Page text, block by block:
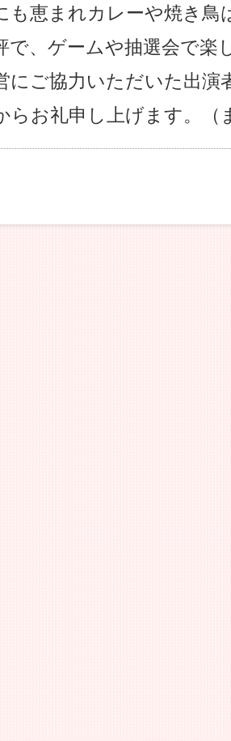
も恵まれカレーや焼き鳥
で、ゲームや抽選会で楽
にご協力いただいた出演
らお礼申し上げます。（